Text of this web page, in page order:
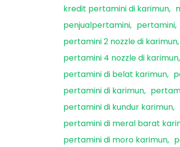
kredit pertamini di karimun
penjualpertamini
pertamini
pertamini 2 nozzle di karimun
pertamini 4 nozzle di karimun
pertamini di belat karimun
pertamini di karimun
pertamini di kundur karimun
pertamini di meral barat
pertamini di moro karimun